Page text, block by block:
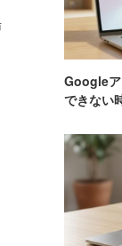
Googleア
できない